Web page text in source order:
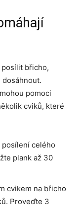
posílit břicho,
pomoci
cviků, které
celého
plank až 30
cvikem na břicho
Proveďte 3